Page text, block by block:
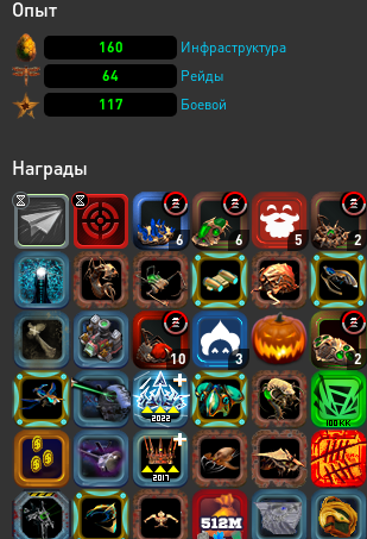
Опыт
160
Инфраструктура
64
Рейды
117
Боевой
Награды
6 6 5 2
10 3 2